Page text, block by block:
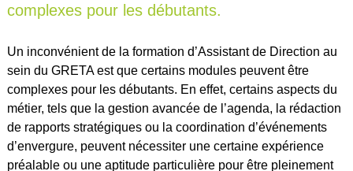
complexes pour les débutants.
Un inconvénient de la formation d’Assistant de Direction au
sein du GRETA est que certains modules peuvent être
complexes pour les débutants. En effet, certains aspects du
métier, tels que la gestion avancée de l’agenda, la rédaction
de rapports stratégiques ou la coordination d’événements
d’envergure, peuvent nécessiter une certaine expérience
préalable ou une aptitude particulière pour être pleinement